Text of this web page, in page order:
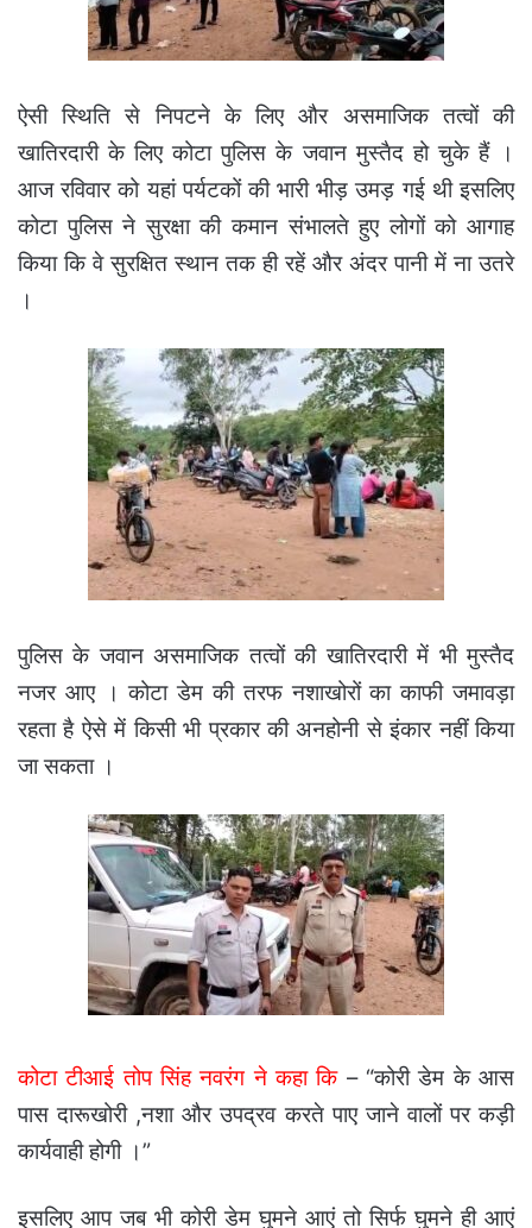
ऐसी स्थिति से निपटने के लिए और असमाजिक तत्वों की
खातिरदारी के लिए कोटा पुलिस के जवान मुस्तैद हो चुके हैं ।
आज रविवार को यहां पर्यटकों की भारी भीड़ उमड़ गई थी इसलिए
कोटा पुलिस ने सुरक्षा की कमान संभालते हुए लोगों को आगाह
किया कि वे सुरक्षित स्थान तक ही रहें और अंदर पानी में ना उतरे
।
पुलिस के जवान असमाजिक तत्वों की खातिरदारी में भी मुस्तैद
नजर आए । कोटा डेम की तरफ नशाखोरों का काफी जमावड़ा
रहता है ऐसे में किसी भी प्रकार की अनहोनी से इंकार नहीं किया
जा सकता ।
कोटा टीआई तोप सिंह नवरंग ने कहा कि– “कोरी डेम के आस
पास दारूखोरी ,नशा और उपद्रव करते पाए जाने वालों पर कड़ी
कार्यवाही होगी ।”
इसलिए आप जब भी कोरी डेम घुमने आएं तो सिर्फ घुमने ही आएं